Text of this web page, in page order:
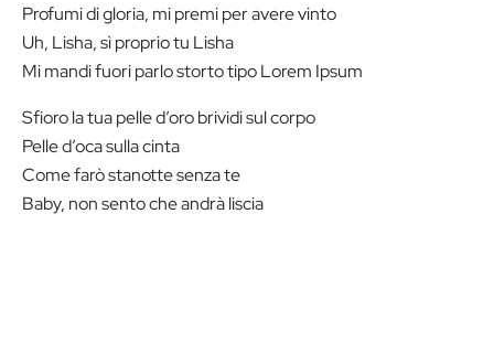
Profumi di gloria, mi premi per avere vinto
Uh, Lisha, sì proprio tu Lisha
Mi mandi fuori parlo storto tipo Lorem Ipsum
Sfioro la tua pelle d’oro brividi sul corpo
Pelle d’oca sulla cinta
Come farò stanotte senza te
Baby, non sento che andrà liscia